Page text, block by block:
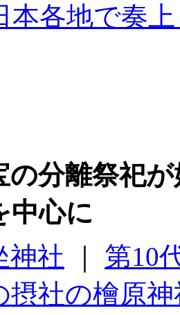
本各地で奏
の分離祭祀
中心に
神社
第10
摂社の檜原神